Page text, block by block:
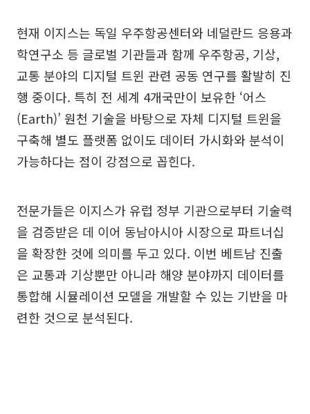
현재 이지스는 독일 우주항공센터와 네덜란드 응용과
학연구소 등 글로벌 기관들과 함께 우주항공, 기상,
교통 분야의 디지털 트윈 관련 공동 연구를 활발히 진
행 중이다. 특히 전 세계 4개국만이 보유한 ‘어스
(Earth)’ 원천 기술을 바탕으로 자체 디지털 트윈을
구축해 별도 플랫폼 없이도 데이터 가시화와 분석이
가능하다는 점이 강점으로 꼽힌다.
전문가들은 이지스가 유럽 정부 기관으로부터 기술력
을 검증받은 데 이어 동남아시아 시장으로 파트너십
을 확장한 것에 의미를 두고 있다. 이번 베트남 진출
은 교통과 기상뿐만 아니라 해양 분야까지 데이터를
통합해 시뮬레이션 모델을 개발할 수 있는 기반을 마
련한 것으로 분석된다.